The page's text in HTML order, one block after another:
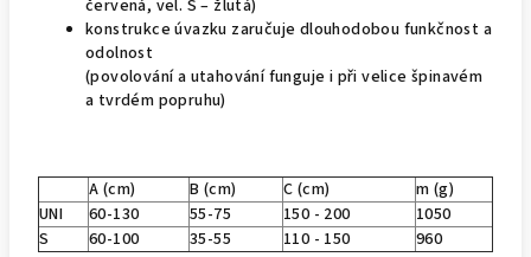
červená, vel. S – žlutá)
konstrukce úvazku zaručuje dlouhodobou funkčnost a
odolnost
(povolování a utahování funguje i při velice špinavém
a tvrdém popruhu)
A (cm) B (cm) C (cm)
m (g)
UNI
60-130 55-75 150 - 200
1050
S
60-100 35-55 110 - 150 960